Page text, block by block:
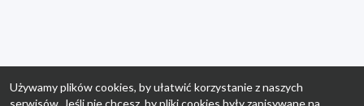
Używamy plików cookies, by ułatwić korzystanie z naszych
serwisów. Jeśli nie chcesz, by pliki cookies były zapisywane na